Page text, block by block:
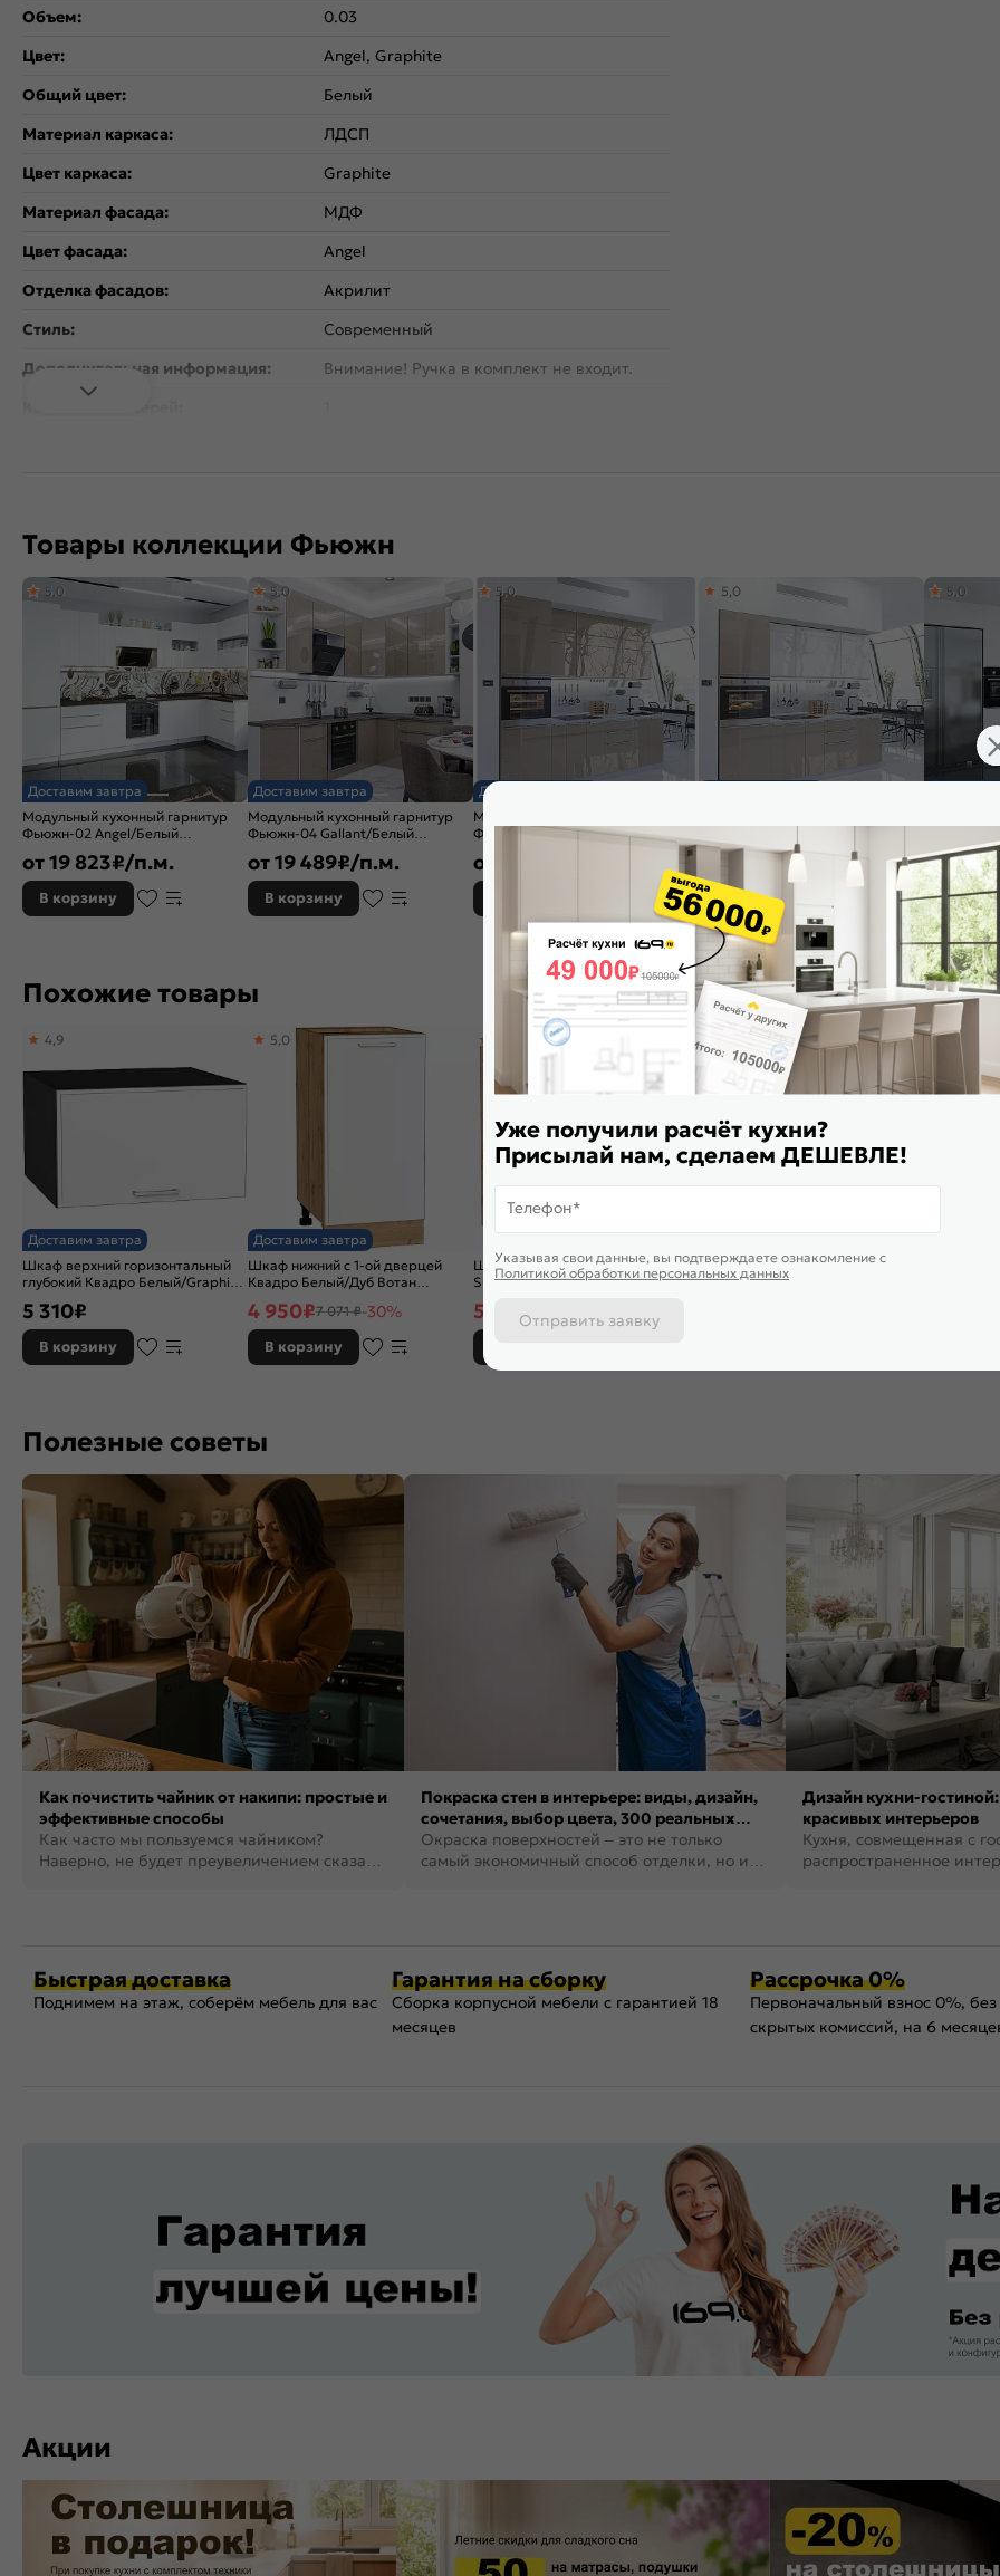
Объем:
0.03
Цвет:
Angel, Graphite
Общий цвет:
Белый
Материал каркаса:
ЛДСП
Цвет каркаса:
Graphite
Материал фасада:
МДФ
Цвет фасада:
Angel
Отделка фасадов:
Акрилит
Стиль:
Современный
Дополнительная информация:
Внимание! Ручка в комплект не входит.
Расположение:
Назначение кухонного шкафа:
Шкаф
Товары коллекции Фьюжн
Доставим завтра
Модульный кухонный гарнитур
Фьюжн-02 Angel/Белый
2340x3900/1400x600
5,0
от19 823₽/п.м.
В корзину
Доставим завтра
Модульный кухонный гарнитур
Фьюжн-04 Gallant/Белый
2340x2200/1800x600
5,0
от19 489₽/п.м.
В корзину
Доставим завтра
Модульный кухонный гарнитур
Фьюжн-03 Gallant/Белый
5,0
от
2140x2600x600
5,0
26 440₽/п.м.
В корзину
Доставим
Фьюжн-01
5,0
от20
В
Похожие товары
Доставим завтра
Шкаф верхний горизонтальный
глубокий Квадро Белый/Graphite
4,9
5 310₽
В корзину
Доставим завтра
Шкаф нижний с 1-ой дверцей
Квадро Белый/Дуб Вотан
5,0
4 950₽7 071 ₽-30%
В корзину
Шкаф верхний угловой Лофт
Super White Дуб Вотан
5 430₽
Шкаф верхний с 1-ой дверцей
Фьюжн Angel Белый 716*450*320
Доставим
Шкаф
глубокий
4,8
В
Полезные советы
Как почистить чайник от накипи: простые и
эффективные способы
Как часто мы пользуемся чайником?
Наверно, не будет преувеличением сказать,
Покраска стен в интерьере: виды, дизайн,
сочетания, выбор цвета, 300 реальных
фото
Окраска поверхностей – это не только
самый экономичный способ отделки, но и
Дизайн кухни-
красивых интерьеров
Кухня, совмещенная с
распространенное
Быстрая доставка
Поднимем на этаж, соберём мебель для вас
Гарантия на сборку
Сборка корпусной мебели с гарантией 18
месяцев
Рассрочка 0%
Первоначальный взнос 0%,
скрытых комиссий, на 6
Акции
Уже получили расчёт кухни?
Присылай нам, сделаем ДЕШЕВЛЕ!
Телефон*
Указывая свои данные, вы подтверждаете ознакомление c
Политикой обработки персональных данных
Отправить заявку